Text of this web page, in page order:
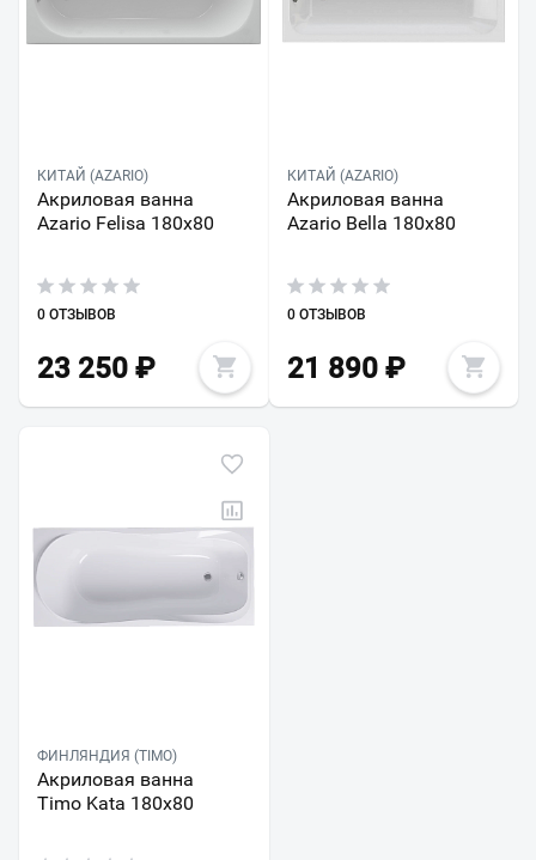
КИТАЙ (AZARIO)
Акриловая ванна
Azario Felisa 180х80
0 ОТЗЫВОВ
23 250 ₽
КИТАЙ (AZARIO)
Акриловая ванна
Azario Bella 180х80
0 ОТЗЫВОВ
21 890₽
ФИНЛЯНДИЯ (TIMO)
Акриловая ванна
Timo Kata 180х80